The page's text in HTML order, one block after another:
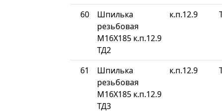
60
Шпилька
резьбовая
М16Х185 к.п.12.9
ТД2
к.п.12.9
61
Шпилька
резьбовая
М16Х185 к.п.12.9
ТД3
к.п.12.9